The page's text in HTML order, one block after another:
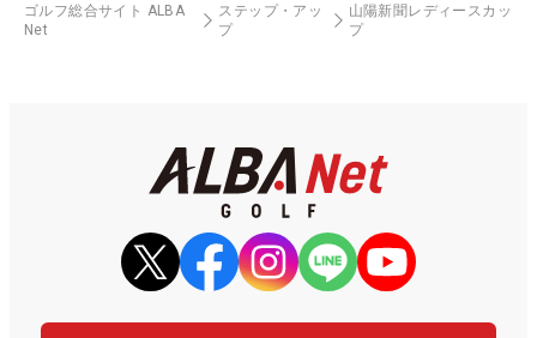
ゴルフ総合サイト ALBA
Net
ステップ・アッ
プ
山陽新聞レディースカッ
プ